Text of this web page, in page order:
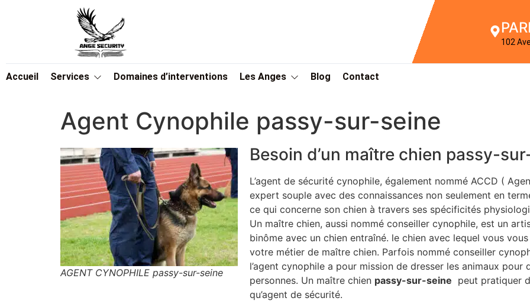
102
Accueil Services Domaines d’interventions Les Anges Blog Contact
Agent Cynophile passy-sur-seine
AGENT CYNOPHILE passy-sur-seine
Besoin d’un maître chien passy-
L’agent de sécurité cynophile, également nommé ACCD (
expert souple avec des connaissances non seulement en
ce qui concerne son chien à travers ses spécificités
Un maître chien, aussi nommé conseiller cynophile, est un
binôme avec un chien entraîné. le chien avec lequel vous
votre métier de maître chien. Parfois nommé conseiller
l’agent cynophile a pour mission de dresser les animaux
personnes. Un maître chien passy-sur-seine peut pratiquer
qu’agent de sécurité.